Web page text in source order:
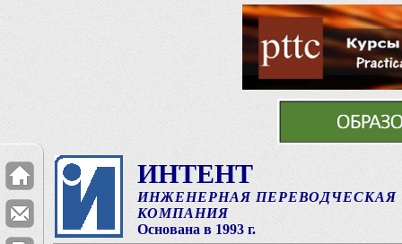
ИНТЕНТ
ИНЖЕНЕРНАЯ ПЕРЕВОДЧЕСКАЯ
КОМПАНИЯ
Основана в 1993 г.